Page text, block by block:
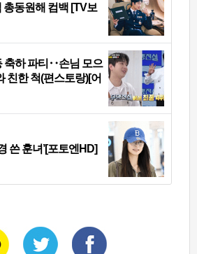
총동원해 컴백 [TV보
축하 파티‥손님 모으
친한 척(편스토랑)[어
쓴 훈녀’[포토엔HD]